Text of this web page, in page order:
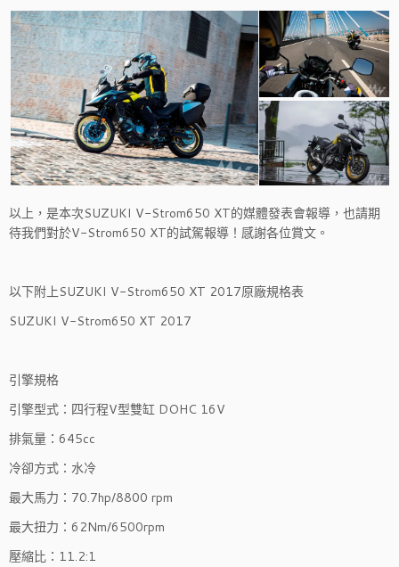
以上，是本次SUZUKI V-Strom650 XT的媒體發表會報導，也請期
待我們對於V-Strom650 XT的試駕報導！感謝各位賞文。
以下附上SUZUKI V-Strom650 XT 2017原廠規格表
SUZUKI V-Strom650 XT 2017
引擎規格
引擎型式：四行程V型雙缸 DOHC 16V
排氣量：645cc
冷卻方式：水冷
最大馬力：70.7hp/8800 rpm
最大扭力：62Nm/6500rpm
壓縮比：11.2:1